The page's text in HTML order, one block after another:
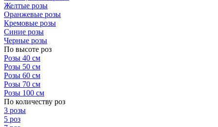
Желтые розы
Оранжевые розы
Кремовые розы
Синие розы
Черные розы
По высоте роз
Розы 40 см
Розы 50 см
Розы 60 см
Розы 70 см
Розы 100 см
По количеству роз
3 розы
5 роз